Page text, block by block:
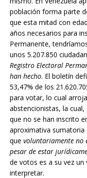
población forma parte
que esta mitad con
años necesarios para
Permanente,
unos 5.207.850
Registro Electoral
han hecho. El boletín
53,47% de los
para votar, lo cual
abstencionistas, la
que no se han inscrito
aproximativa sumatoria
que voluntariamente no
pesar de estar
de votos es a su vez
interpretar.